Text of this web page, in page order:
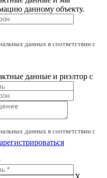
данному объекту.
данных в соответствии с
данные и риэлтор с
данных в соответствии с